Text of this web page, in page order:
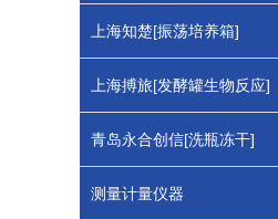
上海知楚[振荡培养箱]
上海搏旅[发酵罐生物反应]
青岛永合创信[洗瓶冻干]
测量计量仪器